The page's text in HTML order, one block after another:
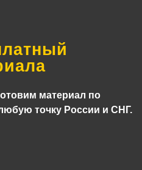
материал по
точку России и СНГ.